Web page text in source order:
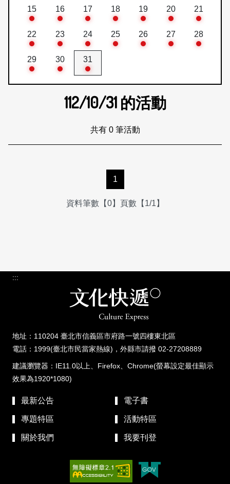
15 16 17 18 19 20 21
22 23 24 25 26 27 28
29 30 31
112/10/31 的活動
共有 0 筆活動
1
資料筆數【0】頁數【1/1】
:::
地址：110204 臺北市信義區市府路一號四樓東北區
電話：1999(臺北市民當家熱線)，外縣市請撥 02-27208889
建議瀏覽器：IE11.0以上、Firefox、Chrome(螢幕設定最佳顯示
效果為1920*1080)
最新公告 電子書
專題特區 活動特區
關於我們 我要刊登